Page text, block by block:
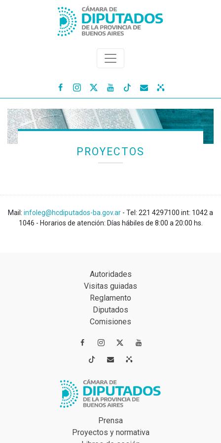
   
PROYECTOS
Mail: infoleg@hcdiputados-ba.gov.ar - Tel: 221 4297100 int: 1042 a
1046 - Horarios de atención: Días hábiles de 8:00 a 20:00 hs.
Autoridades
Visitas guiadas
Reglamento
Diputados
Comisiones
 
 
Prensa
Proyectos y normativa